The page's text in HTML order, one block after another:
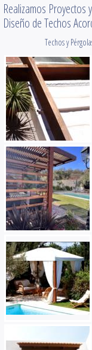
Realizamos Proyectos
Diseño de Techos
Techos y